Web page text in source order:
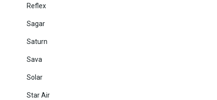
Reflex
Sagar
Saturn
Sava
Solar
Star Air